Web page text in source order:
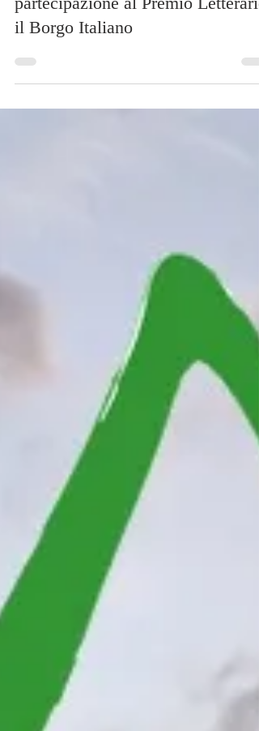
Al via la consegna dei certificati di
partecipazione al Premio Letterario
il Borgo Italiano